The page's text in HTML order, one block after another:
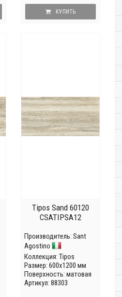
КУПИТЬ
Tipos Sand 60120
CSATIPSA12
Производитель: Sant
Agostino
Коллекция: Tipos
Размер: 600x1200 мм
Поверхность: матовая
Артикул: 88303